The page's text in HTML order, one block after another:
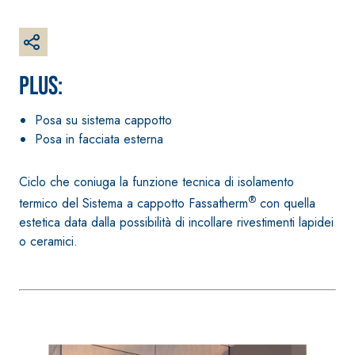
PLUS:
Posa su sistema cappotto
Posa in facciata esterna
Ciclo che coniuga la funzione tecnica di isolamento
termico del Sistema a cappotto Fassatherm® con quella
estetica data dalla possibilità di incollare rivestimenti lapidei
o ceramici.
monocomponente
polimero cementizia
COSTRUZIONE
KB 13 EVOLUTION
LASTRE
TIPO DEFH1IR
Lastra in